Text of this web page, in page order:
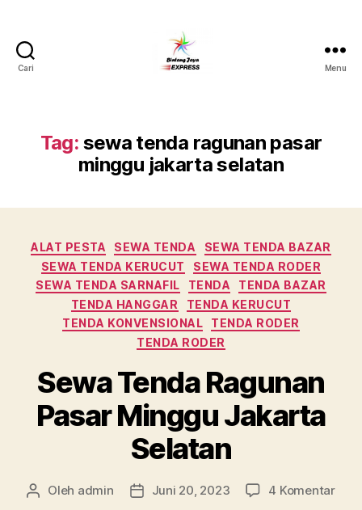
Cari
Pesta
Jabodetabek,Tlp.0878-
7350-
Menu
Tag: sewa tenda ragunan pasar
minggu jakarta selatan
Kategori
ALAT PESTA SEWA TENDA
SEWA TENDA BAZAR
SEWA TENDA KERUCUT
SEWA TENDA RODER
SEWA TENDA SARNAFIL
TENDA
TENDA BAZAR
TENDA HANGGAR
TENDA KERUCUT
TENDA KONVENSIONAL
TENDA RODER
TENDA RODER
Sewa Tenda Ragunan
Pasar Minggu Jakarta
Selatan
Penulis
Oleh admin
Tanggal
Juni 20, 2023 4 Komentar